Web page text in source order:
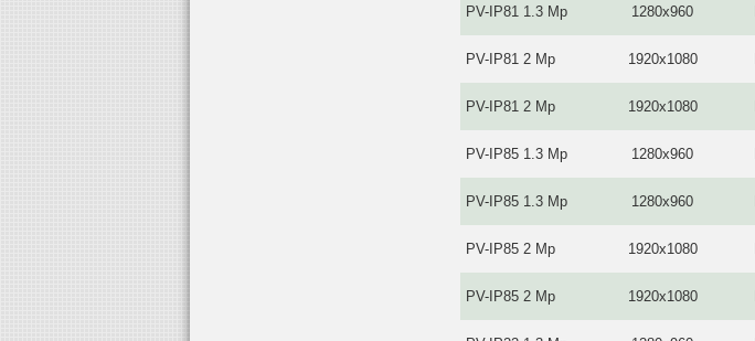
PV-IP81 1.3 Mp 1280x960
PV-IP81 2 Mp 1920x1080
PV-IP81 2 Mp 1920x1080
PV-IP85 1.3 Mp 1280x960
PV-IP85 1.3 Mp 1280x960
PV-IP85 2 Mp 1920x1080
PV-IP85 2 Mp 1920x1080